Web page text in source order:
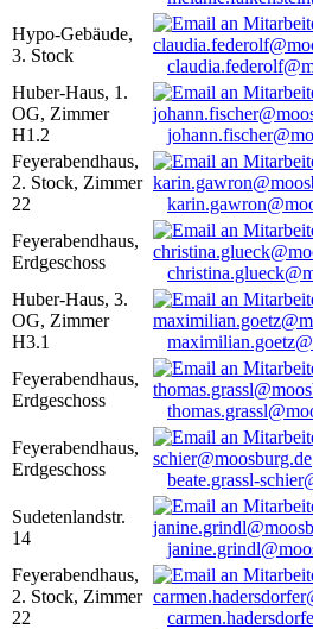
Hypo-Gebäude,
3. Stock
Huber-Haus, 1.
OG, Zimmer
H1.2
Feyerabendhaus,
2. Stock, Zimmer
22
Feyerabendhaus,
Erdgeschoss
Huber-Haus, 3.
OG, Zimmer
H3.1
Feyerabendhaus,
Erdgeschoss
Feyerabendhaus,
Erdgeschoss
beate.grassl-
Sudetenlandstr.
14
Feyerabendhaus,
2. Stock, Zimmer
22